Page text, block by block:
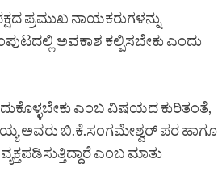
ಪ್ರಮುಖ ನಾಯಕರುಗಳನ್ನು
ಅವಕಾಶ ಕಲ್ಪಿಸಬೇಕು ಎಂದು
ಎಂಬ ವಿಷಯದ ಕುರಿತಂತೆ,
ಅವರು ಬಿ.ಕೆ.ಸಂಗಮೇಶ್ವರ್ ಪರ ಹಾಗೂ
ಎಂಬ ಮಾತು